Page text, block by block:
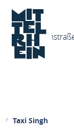
Taxi Singh